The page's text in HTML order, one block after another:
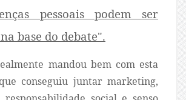
pessoais podem ser
base do debate".
mandou bem com esta
conseguiu juntar marketing,